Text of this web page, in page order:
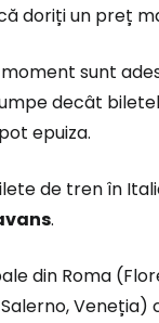
doriți un preț
sunt
decât
epuiza.
de tren în
.
din Roma
Salerno,